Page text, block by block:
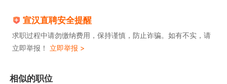
宣汉直聘安全提醒
求职过程中请勿缴纳费用，保持谨慎，防止诈骗。如有不实，请
立即举报！ 立即举报 >
相似的职位